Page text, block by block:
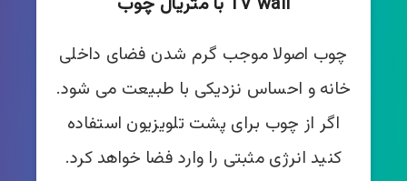
چوب اصولا موجب گرم شدن فضای داخلی
خانه و احساس نزدیکی با طبیعت می شود.
اگر از چوب برای پشت تلویزیون استفاده
کنید انرژی مثبتی را وارد فضا خواهد کرد.